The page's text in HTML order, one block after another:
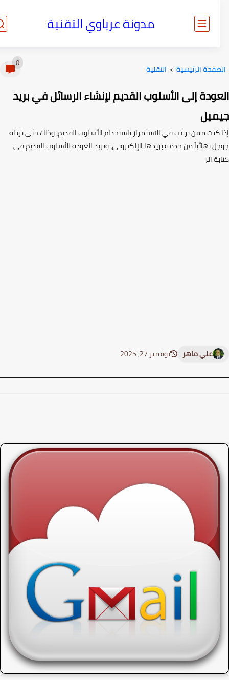
مدونة عرباوي التقنية
الرئيسية> التقنية
إلى الأسلوب القديم لإنشاء الرسائل في بريد
كنت ممن يرغب في الاستمرار باستخدام الأسلوب القديم، وذلك حتى تزيله
نهائياً من خدمة بريدها الإلكتروني، وتريد العودة للأسلوب القديم في
الر
علي ماهر نوفمبر 27, 2025